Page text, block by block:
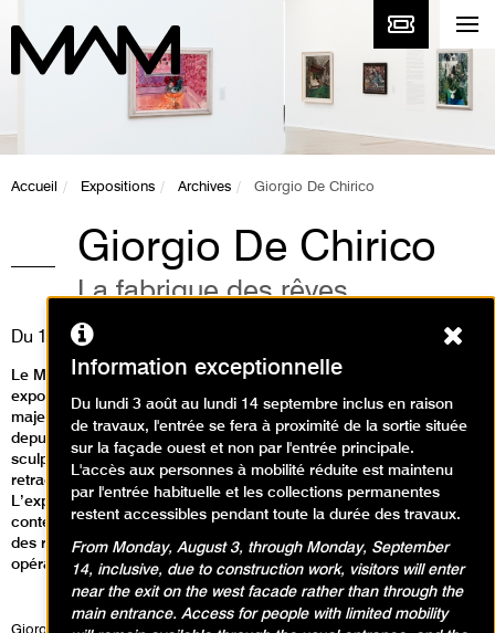
Accueil Expositions Archives Giorgio De Chirico
Giorgio De Chirico
La fabrique des rêves
Du 13 février
Le Musée d’Art moderne de la Ville de Paris consacre une
exposition rétrospective à Giorgio de Chirico (1888 - 1978), artiste
majeur du XXe siècle dont l’œuvre n’a pas été présentée à Paris
depuis plus de vingt-cinq ans. Cent soixante-dix peintures,
sculptures, œuvres graphiques et une sélection d’archives
retracent le parcours singulier de l’artiste actif de 1909 à 1975.
L’exposition vise à restituer l’unité de l’œuvre en portant un regard
contemporain sur la mythographie fantastique née dans la fabrique
des rêves chiriquienne : une métaphysique mutante et toujours
opérante.
Giorgio de Chirico,inventeur de la peinture métaphysiqueplacée
Information exceptionnelle
Du lundi 3 août au lundi 14 septembre inclus en raison
de travaux, l'entrée se fera à proximité de la sortie située
sur la façade ouest et non par l'entrée principale.
L'accès aux personnes à mobilité réduite est maintenu
par l'entrée habituelle et les collections permanentes
restent accessibles pendant toute la durée des travaux.
From Monday, August 3, through Monday, September
14, inclusive, due to construction work, visitors will enter
near the exit on the west facade rather than through the
main entrance. Access for people with limited mobility